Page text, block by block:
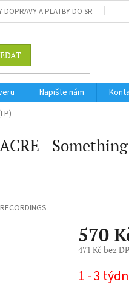
DOPRAVY A PLATBY DO SR
Napište nám
-
570
471 Kč bez
cena:
1 - 3